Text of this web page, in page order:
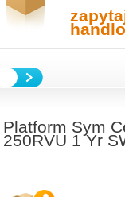
Platform Sym
250RVU 1 Yr